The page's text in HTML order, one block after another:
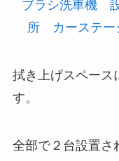
拭き上げスペース
す。
全部で２台設置さ